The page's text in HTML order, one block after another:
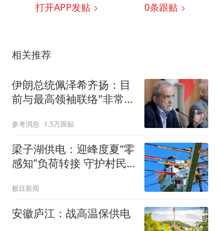
打开APP发贴 0条跟贴
相关推荐
伊朗总统佩泽希齐扬：目
前与最高领袖联络"非常困
参考消息 1.5万跟贴
梁子湖供电：迎峰度夏“零
感知”负荷转接 守护村民
极目新闻
安徽庐江：战高温保供电